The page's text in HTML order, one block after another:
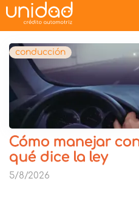
conducción
Cómo manejar
qué dice la ley
5/8/2026